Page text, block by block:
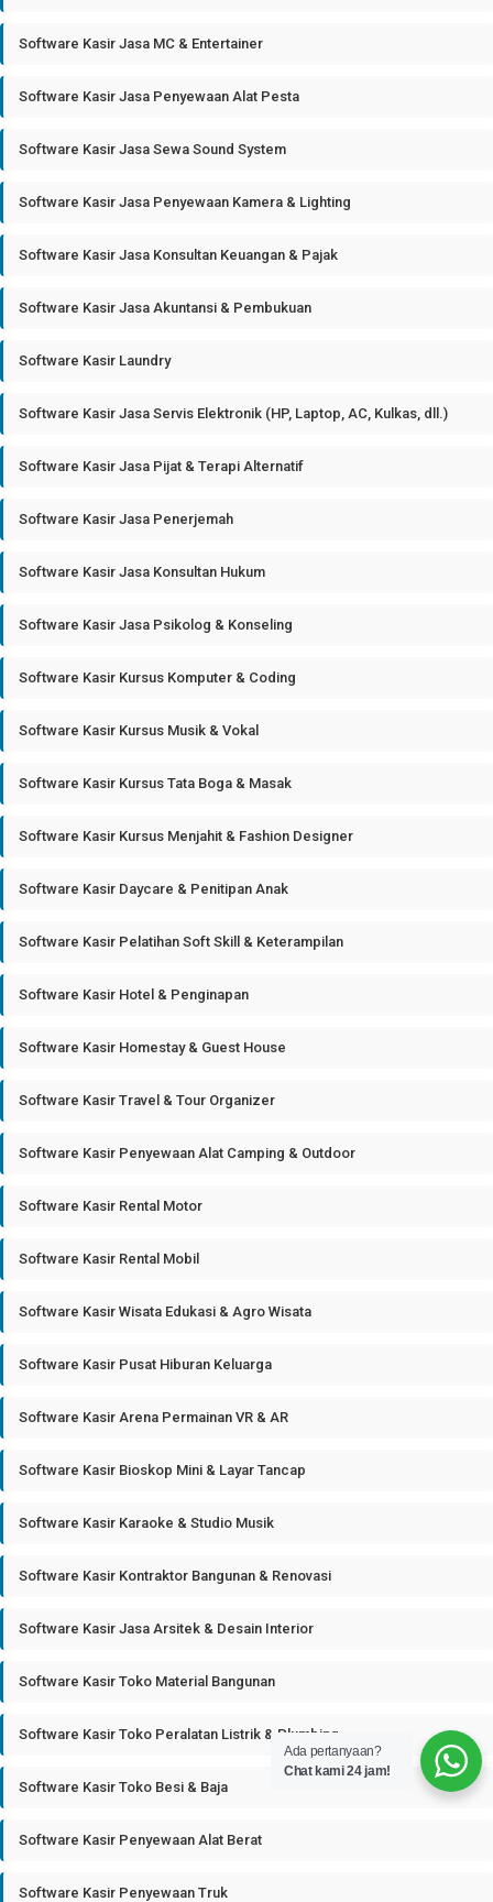
Software Kasir Jasa MC & Entertainer
Software Kasir Jasa Penyewaan Alat Pesta
Software Kasir Jasa Sewa Sound System
Software Kasir Jasa Penyewaan Kamera & Lighting
Software Kasir Jasa Konsultan Keuangan & Pajak
Software Kasir Jasa Akuntansi & Pembukuan
Software Kasir Laundry
Software Kasir Jasa Servis Elektronik (HP, Laptop, AC, Kulkas, dll.)
Software Kasir Jasa Pijat & Terapi Alternatif
Software Kasir Jasa Penerjemah
Software Kasir Jasa Konsultan Hukum
Software Kasir Jasa Psikolog & Konseling
Software Kasir Kursus Komputer & Coding
Software Kasir Kursus Musik & Vokal
Software Kasir Kursus Tata Boga & Masak
Software Kasir Kursus Menjahit & Fashion Designer
Software Kasir Daycare & Penitipan Anak
Software Kasir Pelatihan Soft Skill & Keterampilan
Software Kasir Hotel & Penginapan
Software Kasir Homestay & Guest House
Software Kasir Travel & Tour Organizer
Software Kasir Penyewaan Alat Camping & Outdoor
Software Kasir Rental Motor
Software Kasir Rental Mobil
Software Kasir Wisata Edukasi & Agro Wisata
Software Kasir Pusat Hiburan Keluarga
Software Kasir Arena Permainan VR & AR
Software Kasir Bioskop Mini & Layar Tancap
Software Kasir Karaoke & Studio Musik
Software Kasir Kontraktor Bangunan & Renovasi
Software Kasir Jasa Arsitek & Desain Interior
Software Kasir Toko Material Bangunan
Software Kasir Toko Peralatan Listrik & Plumbing
Software Kasir Toko Besi & Baja
Software Kasir Penyewaan Alat Berat
Software Kasir Penyewaan Truk
Ada pertanyaan?
Chat kami 24 jam!